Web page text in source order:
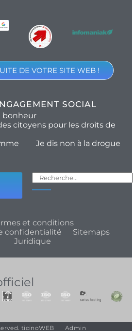
DE VOTRE SITE WEB !
SOCIAL
bonheur
citoyens pour les droits de
Je dis non à la drogue
et conditions
confidentialité
Sitemaps
Juridique
ticinoWEB Admin